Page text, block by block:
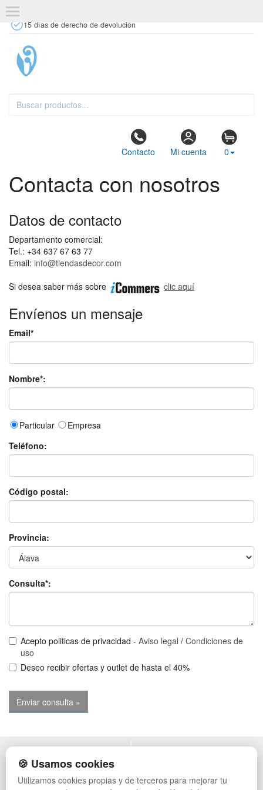
15 días de derecho de devolución
Contacto Mi cuenta 0
Contacta con nosotros
Datos de contacto
Departamento comercial:
Tel.: +34 637 67 63 77
Email: info@tiendasdecor.com
Si desea saber más sobre
clic aquí
Envíenos un mensaje
Email*
Nombre*:
Particular
Empresa
Teléfono:
Código postal:
Provincia:
Consulta*:
Acepto politicas de privacidad - Aviso legal / Condiciones de
uso
Deseo recibir ofertas y outlet de hasta el 40%
POLÍTICA DE PRIVACIDAD
CONDICIONES DE USO
CAMBIOS Y DEVOLUCIONES
MUEBLES VINTAGE
🍪 Usamos cookies
Utilizamos cookies propias y de terceros para mejorar tu